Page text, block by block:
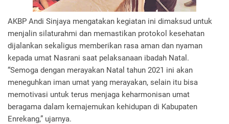
AKBP Andi Sinjaya mengatakan kegiatan ini dimaksud untuk
menjalin silaturahmi dan memastikan protokol kesehatan
dijalankan sekaligus memberikan rasa aman dan nyaman
kepada umat Nasrani saat pelaksanaan ibadah Natal.
“Semoga dengan merayakan Natal tahun 2021 ini akan
meneguhkan iman umat yang merayakan, selain itu bisa
memotivasi untuk terus menjaga keharmonisan umat
beragama dalam kemajemukan kehidupan di Kabupaten
Enrekang,” ujarnya.